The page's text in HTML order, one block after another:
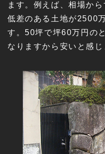
ます。例えば、相場か
低差のある土地が2500
す。50坪で坪60万円の
なりますから安いと感じ